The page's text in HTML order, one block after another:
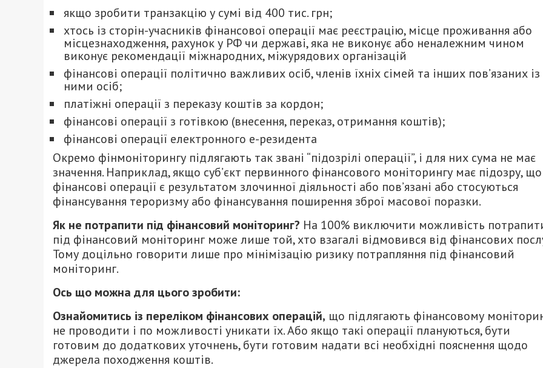
якщо зробити транзакцію у сумі від 400 тис. грн;
хтось із сторін-учасників фінансової операції має реєстрацію, місце проживання або
місцезнаходження, рахунок у РФ чи державі, яка не виконує або неналежним чином
виконує рекомендації міжнародних, міжурядових організацій
фінансові операції політично важливих осіб, членів їхніх сімей та інших пов’язаних із
ними осіб;
платіжні операції з переказу коштів за кордон;
фінансові операції з готівкою (внесення, переказ, отримання коштів);
фінансові операції електронного е-резидента
Окремо фінмоніторингу підлягають так звані “підозрілі операції”, і для них сума не має
значення. Наприклад, якщо суб’єкт первинного фінансового моніторингу має підозру, що
фінансові операції є результатом злочинної діяльності або пов’язані або стосуються
фінансування тероризму або фінансування поширення зброї масової поразки.
Як не потрапити під фінансовий моніторинг? На 100% виключити можливість
під фінансовий моніторинг може лише той, хто взагалі відмовився від фінансових
Тому доцільно говорити лише про мінімізацію ризику потрапляння під фінансовий
моніторинг.
Ось що можна для цього зробити:
Ознайомитись із переліком фінансових операцій, що підлягають фінансовому
не проводити і по можливості уникати їх. Або якщо такі операції плануються, бути
готовим до додаткових уточнень, бути готовим надати всі необхідні пояснення щодо
джерела походження коштів.